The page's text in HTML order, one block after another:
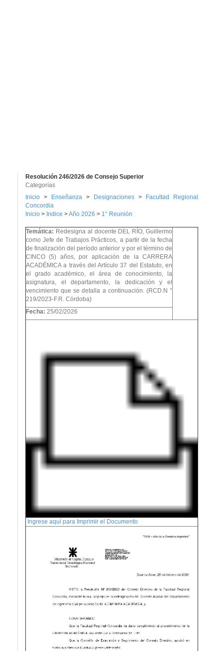
Resolución 246/2026 de Consejo Superior
Categorías
Inicio > Enseñanza > Designaciones >
Facultad Regional
Concordia
Inicio > Indice >Año 2026 > 1° Reunión
Temática: Redesigna al docente DEL RÍO, Guillermo
como Jefe de Trabajos Prácticos, a partir de la fecha
de finalización del período anterior y por el término de
CINCO (5) años, por aplicación de la CARRERA
ACADÉMICA a través del Artículo 37 del Estatuto, en
el grado académico, el área de conocimiento, la
asignatura, el departamento, la dedicación y el
vencimiento que se detalla a continuación. (RCD.N °
219/2023-F.R. Córdoba)
Fecha: 25/02/2026
Ingrese aquí para Imprimir el Documento